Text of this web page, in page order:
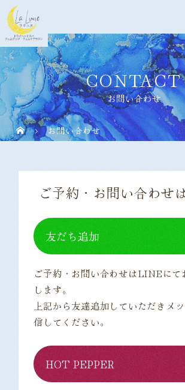
CONTACT
お問い合わせ
お問い合わせ
ご予約・お問い合わせ
友だち追加
ご予約・お問い合わせはLINEにて
します。
上記から友達追加していただきメ
信してください。
HOT PEPPER